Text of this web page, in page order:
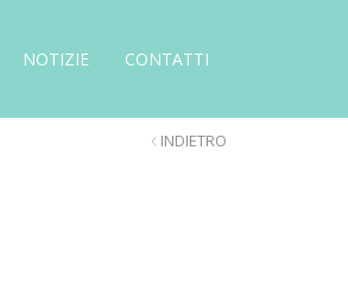
NOTIZIE CONTATTI
INDIETRO